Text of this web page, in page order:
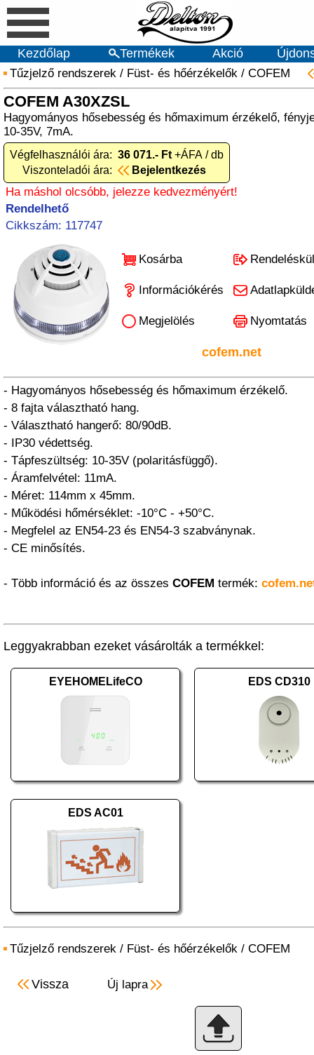
Kezdőlap Termékek Akció
Tűzjelző rendszerek / Füst- és hőérzékelők / COFEM
COFEM A30XZSL
Hagyományos hősebesség és hőmaximum érzékelő,
10-35V, 7mA.
Végfelhasználói ára: 36 071.- Ft +ÁFA / db
Viszonteladói ára:
Bejelentkezés
Ha máshol olcsóbb, jelezze kedvezményért!
Rendelhető
Cikkszám: 117747
Kosárba
Információkérés
Megjelölés Nyomtatás
cofem.net
- Hagyományos hősebesség és hőmaximum érzékelő.
- 8 fajta választható hang.
- Választható hangerő: 80/90dB.
- IP30 védettség.
- Tápfeszültség: 10-35V (polaritásfüggő).
- Áramfelvétel: 11mA.
- Méret: 114mm x 45mm.
- Működési hőmérséklet: -10°C - +50°C.
- Megfelel az EN54-23 és EN54-3 szabványnak.
- CE minősítés.
- Több információ és az összes COFEM termék:
Leggyakrabban ezeket vásárolták a termékkel:
EYEHOMELifeCO EDS CD310
EDS AC01
Tűzjelző rendszerek / Füst- és hőérzékelők / COFEM
Vissza Új lapra